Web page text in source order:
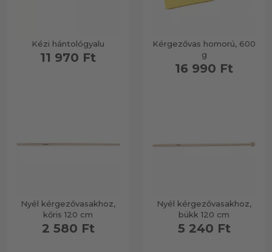
Kézi hántológyalu
11 970 Ft
Kérgezővas homorú, 600
g
16 990 Ft
Nyél kérgezővasakhoz,
kőris 120 cm
2 580 Ft
Nyél kérgezővasakhoz,
bükk 120 cm
5 240 Ft